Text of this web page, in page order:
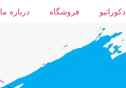
دکوراتیو فروشگاه درباره ما